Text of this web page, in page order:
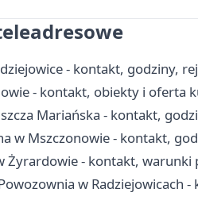
- kontakt, godziny,
- kontakt, obiekty i oferta
Mariańska - kontakt,
w Mszczonowie - kontakt,
Żyrardowie - kontakt,
w Radziejowicach